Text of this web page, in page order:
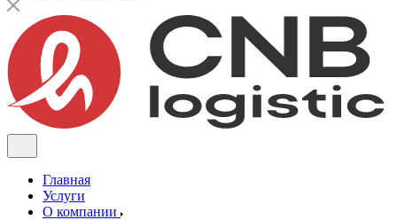
Главная
Услуги
О компании